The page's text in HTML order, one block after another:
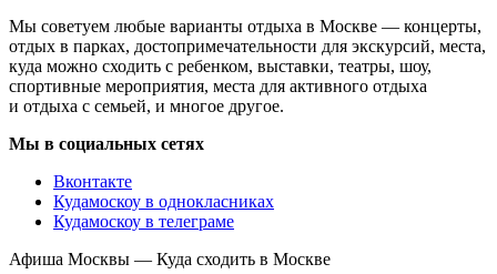
Мы советуем любые варианты отдыха в Москве — концерты,
отдых в парках, достопримечательности для экскурсий, места,
куда можно сходить с ребенком, выставки, театры, шоу,
спортивные мероприятия, места для активного отдыха
и отдыха с семьей, и многое другое.
Мы в социальных сетях
Вконтакте
Кудамоскоу в однокласниках
Кудамоскоу в телеграме
Афиша Москвы — Куда сходить в Москве